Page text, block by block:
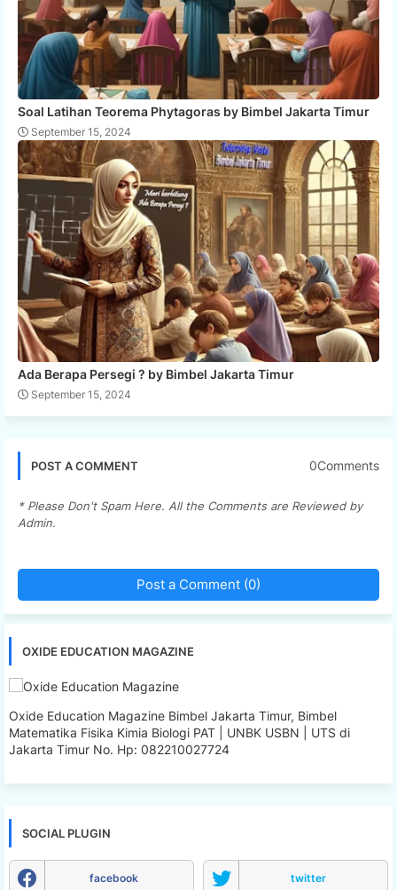
Soal Latihan Teorema Phytagoras by Bimbel Jakarta Timur
September 15, 2024
Ada Berapa Persegi ? by Bimbel Jakarta Timur
September 15, 2024
POST A COMMENT 0Comments
* Please Don't Spam Here. All the Comments are Reviewed by
Admin.
Post a Comment (0)
OXIDE EDUCATION MAGAZINE
Oxide Education Magazine Bimbel Jakarta Timur, Bimbel
Matematika Fisika Kimia Biologi PAT | UNBK USBN | UTS di
Jakarta Timur No. Hp: 082210027724
SOCIAL PLUGIN
facebook twitter